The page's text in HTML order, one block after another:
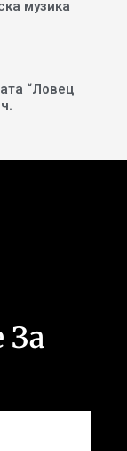
музика
“Ловец
За